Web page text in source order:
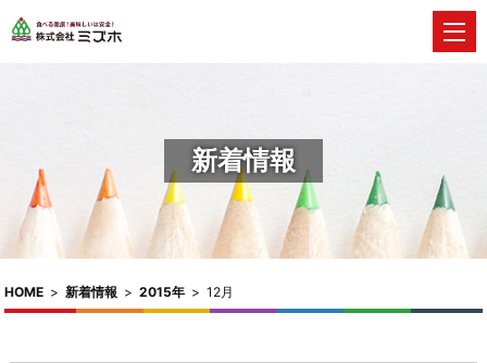
新着情報
HOME > 新着情報 > 2015年 > 12月